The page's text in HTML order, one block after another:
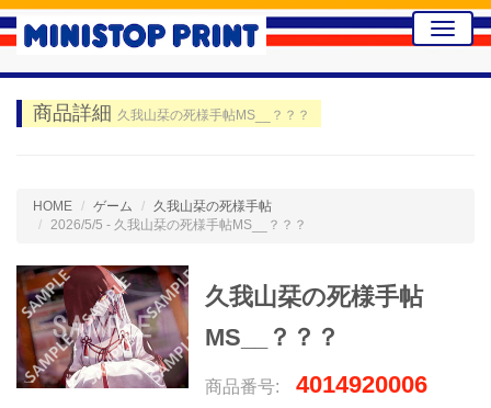
Toggle
商品詳細 久我山栞の死様手帖MS__？？？
HOME ゲーム
久我山栞の死様手帖
2026/5/5 - 久我山栞の死様手帖MS__？？？
久我山栞の死様手帖
MS__？？？
商品番号: 4014920006